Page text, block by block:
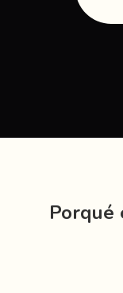
Porqué